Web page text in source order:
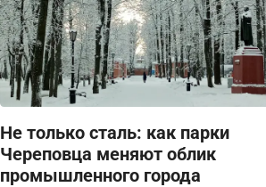
Не только сталь: как парки
Череповца меняют облик
промышленного города